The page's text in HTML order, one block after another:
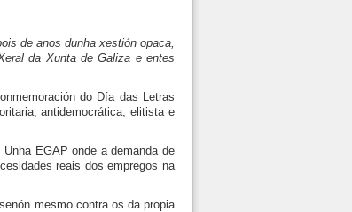
de anos dunha xestión opaca,
da Xunta de Galiza e entes
do Día das Letras
antidemocrática, elitista e
EGAP onde a demanda de
reais dos empregos na
mesmo contra os da propia